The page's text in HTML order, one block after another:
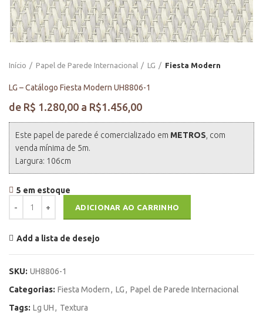
Início Papel de Parede Internacional LG Fiesta Modern
LG – Catálogo Fiesta Modern UH8806-1
Este papel de parede é comercializado em METROS , com
venda mínima de 5m.
Largura: 106cm
5 em estoque
ADICIONAR AO CARRINHO
Add a lista de desejo
SKU: UH8806-1
Categorias: Fiesta Modern, LG, Papel de Parede Internacional
Tags: Lg UH, Textura